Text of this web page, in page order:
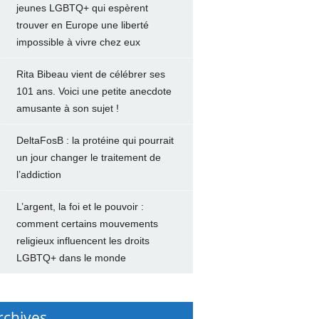
jeunes LGBTQ+ qui espèrent
trouver en Europe une liberté
impossible à vivre chez eux
Rita Bibeau vient de célébrer ses
101 ans. Voici une petite anecdote
amusante à son sujet !
DeltaFosB : la protéine qui pourrait
un jour changer le traitement de
l’addiction
L’argent, la foi et le pouvoir :
comment certains mouvements
religieux influencent les droits
LGBTQ+ dans le monde